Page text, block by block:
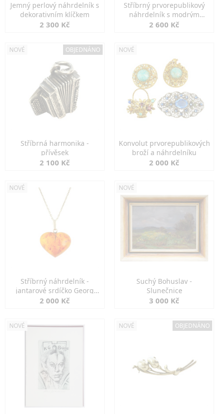
Jemný perlový náhrdelník s
dekorativním klíčkem
2 300 Kč
Stříbrný prvorepublikový
náhrdelník s modrým
spinelem
2 600 Kč
NOVÉ OBJEDNÁNO
Stříbrná harmonika -
přívěsek
2 100 Kč
NOVÉ
Konvolut prvorepublikových
broží a náhrdelníku
2 000 Kč
NOVÉ
Stříbrný náhrdelník -
jantarové srdíčko Georg
Kramer
2 000 Kč
NOVÉ
Suchý Bohuslav -
Slunečnice
3 000 Kč
NOVÉ NOVÉ OBJEDNÁNO